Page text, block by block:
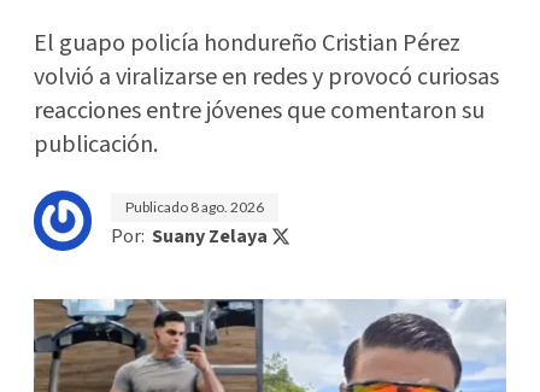
El guapo policía hondureño Cristian Pérez
volvió a viralizarse en redes y provocó curiosas
reacciones entre jóvenes que comentaron su
publicación.
Publicado 8 ago. 2026
Por: Suany Zelaya